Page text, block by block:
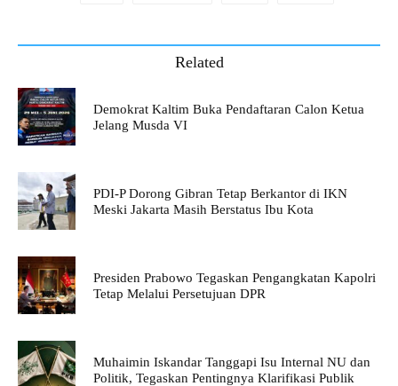
Related
Demokrat Kaltim Buka Pendaftaran Calon Ketua
Jelang Musda VI
PDI-P Dorong Gibran Tetap Berkantor di IKN
Meski Jakarta Masih Berstatus Ibu Kota
Presiden Prabowo Tegaskan Pengangkatan Kapolri
Tetap Melalui Persetujuan DPR
Muhaimin Iskandar Tanggapi Isu Internal NU dan
Politik, Tegaskan Pentingnya Klarifikasi Publik